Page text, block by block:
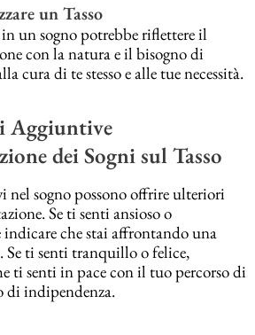
un Tasso
in un sogno potrebbe riflettere il
con la natura e il bisogno di
cura di te stesso e alle tue necessità.
Aggiuntive
dei Sogni sul Tasso
nel sogno possono offrire ulteriori
Se ti senti ansioso o
indicare che stai affrontando una
Se ti senti tranquillo o felice,
ti senti in pace con il tuo percorso di
di indipendenza.